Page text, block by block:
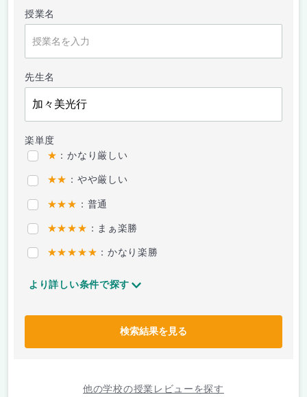
授業名
先生名
楽単度
★ ：かなり厳しい
★★ ：やや厳しい
★★★ ：普通
★★★★ ：まぁ楽勝
★★★★★ ：かなり楽勝
より詳しい条件で探す
検索結果を見る
他の学校の授業レビューを探す